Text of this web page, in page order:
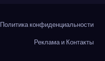
Политика конфиденциальности
Реклама и Контакты